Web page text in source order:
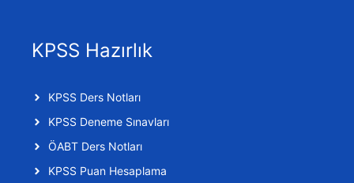
KPSS Hazırlık
KPSS Ders Notları
KPSS Deneme Sınavları
ÖABT Ders Notları
KPSS Puan Hesaplama